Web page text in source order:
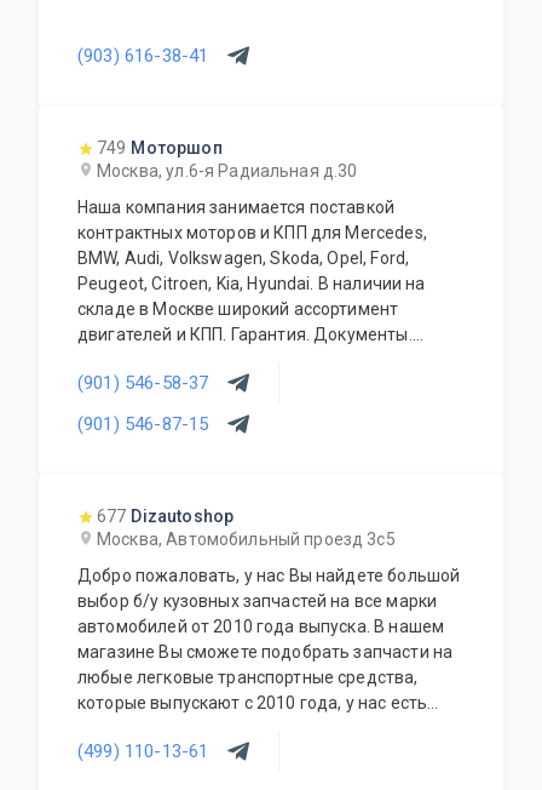
(903) 616-38-41
749 Моторшоп
Москва, ул.6-я Радиальная д.30
Наша компания занимается поставкой
контрактных моторов и КПП для Mercedes,
BMW, Audi, Volkswagen, Skoda, Opel, Ford,
Peugeot, Citroen, Kia, Hyundai. В наличии на
складе в Москве широкий ассортимент
двигателей и КПП. Гарантия. Документы.
регионами. Контрактные запчасти (кузовные
элементы, трансмиссия, ходовая часть,
тормозная система, электрика, оптика,
(901) 546-58-37
(901) 546-87-15
677 Dizautoshop
Москва, Автомобильный проезд 3с5
Добро пожаловать, у нас Вы найдете большой
выбор б/у кузовных запчастей на все марки
автомобилей от 2010 года выпуска. В нашем
магазине Вы сможете подобрать запчасти на
любые легковые транспортные средства,
которые выпускают с 2010 года, у нас есть
средства УАЗ, Лада и все иностранные
(499) 110-13-61